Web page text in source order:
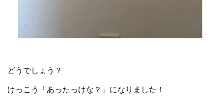
どうでしょう？
けっこう「あったっけな？」になりました！